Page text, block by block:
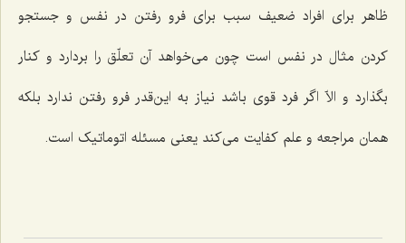
ظاهر براى افراد ضعیف سبب برای فرو رفتن در نفس و جستجو
کردن مثال در نفس است چون مى‌خواهد آن تعلّق را بردارد و کنار
بگذارد و الاّ اگر فرد قوى باشد نیاز به این‌قدر فرو رفتن ندارد بلکه
همان مراجعه و علم کفایت مى‌کند یعنى مسئله اتوماتیک است.